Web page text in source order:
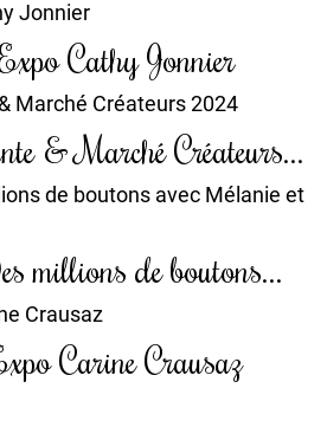
Cathy Jonnier
& Marché Créateurs...
millions de boutons...
Carine Crausaz